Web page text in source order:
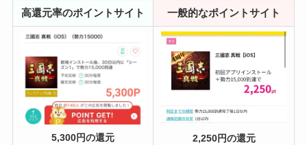
高還元率のポイントサイト 一般的なポイントサイト
5,300円の還元 2,250円の還元